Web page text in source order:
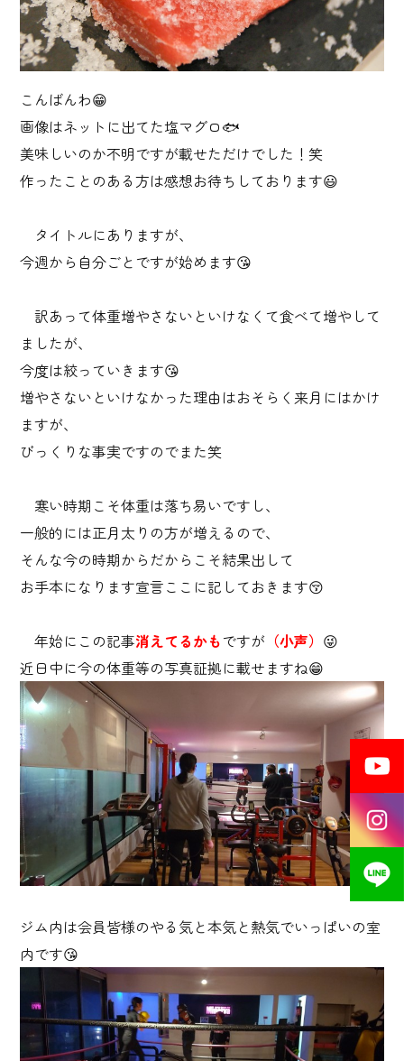
こんばんわ😁
画像はネットに出てた塩マグロ🐟
美味しいのか不明ですが載せただけでした！笑
作ったことのある方は感想お待ちしております😃
タイトルにありますが、
今週から自分ごとですが始めます😘
訳あって体重増やさないといけなくて食べて増やして
ましたが、
今度は絞っていきます😘
増やさないといけなかった理由はおそらく来月にはかけ
ますが、
びっくりな事実ですのでまた笑
寒い時期こそ体重は落ち易いですし、
一般的には正月太りの方が増えるので、
そんな今の時期からだからこそ結果出して
お手本になります宣言ここに記しておきます😚
年始にこの記事消えてるかもですが （小声） 😜
近日中に今の体重等の写真証拠に載せますね😁
ジム内は会員皆様のやる気と本気と熱気でいっぱいの室
内です😘